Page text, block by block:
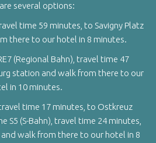
several options:
time 59 minutes, to Savigny Platz
there to our hotel in 8 minutes.
(Regional Bahn), travel time 47
station and walk from there to our
in 10 minutes.
time 17 minutes, to Ostkreuz
S5 (S-Bahn), travel time 24 minutes,
walk from there to our hotel in 8